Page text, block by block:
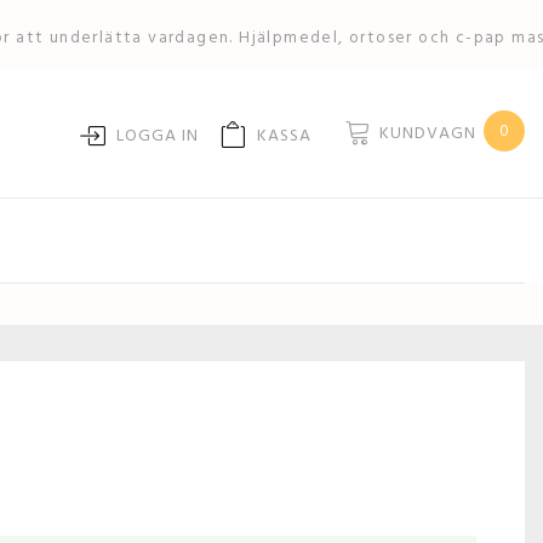
att underlätta vardagen. Hjälpmedel, ortoser och c-pap
LOGGA IN KASSA KUNDVAGN 0